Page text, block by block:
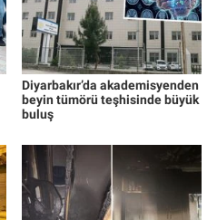
Diyarbakır’da akademisyenden
beyin tümörü teşhisinde büyük
buluş